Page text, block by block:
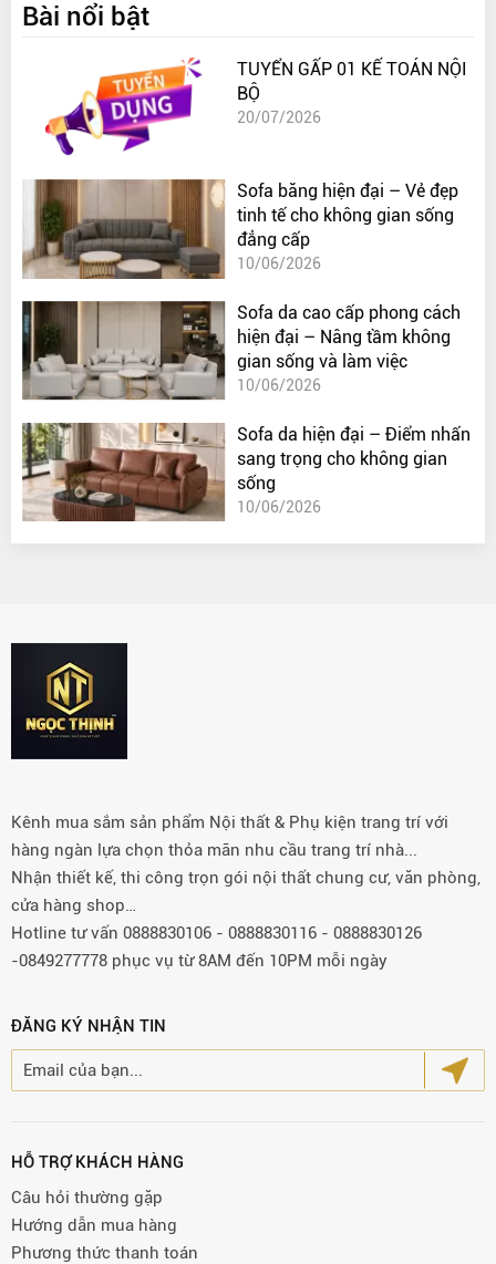
Bài nổi bật
TUYỂN GẤP 01 KẾ TOÁN NỘI
BỘ
20/07/2026
Sofa băng hiện đại – Vẻ đẹp
tinh tế cho không gian sống
đẳng cấp
10/06/2026
Sofa da cao cấp phong cách
hiện đại – Nâng tầm không
gian sống và làm việc
10/06/2026
Sofa da hiện đại – Điểm nhấn
sang trọng cho không gian
sống
10/06/2026
Kênh mua sắm sản phẩm Nội thất & Phụ kiện trang trí với
hàng ngàn lựa chọn thỏa mãn nhu cầu trang trí nhà...
Nhận thiết kế, thi công trọn gói nội thất chung cư, văn phòng,
cửa hàng shop…
Hotline tư vấn 0888830106 - 0888830116 - 0888830126
-0849277778 phục vụ từ 8AM đến 10PM mỗi ngày
ĐĂNG KÝ NHẬN TIN
HỖ TRỢ KHÁCH HÀNG
Câu hỏi thường gặp
Hướng dẫn mua hàng
Phương thức thanh toán